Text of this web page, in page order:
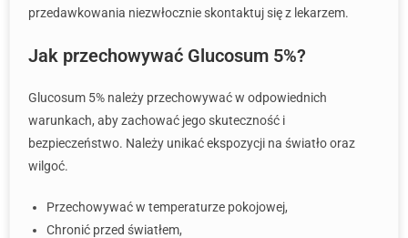
przedawkowania niezwłocznie skontaktuj się z lekarzem.
Jak przechowywać Glucosum 5%?
Glucosum 5% należy przechowywać w odpowiednich
warunkach, aby zachować jego skuteczność i
bezpieczeństwo. Należy unikać ekspozycji na światło oraz
wilgoć.
Przechowywać w temperaturze pokojowej,
Chronić przed światłem,